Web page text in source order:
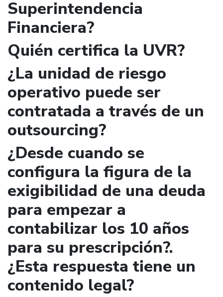
Superintendencia
Financiera?
Quién certifica la UVR?
¿La unidad de riesgo
operativo puede ser
contratada a través de un
outsourcing?
¿Desde cuando se
configura la figura de la
exigibilidad de una deuda
para empezar a
contabilizar los 10 años
para su prescripción?.
¿Esta respuesta tiene un
contenido legal?